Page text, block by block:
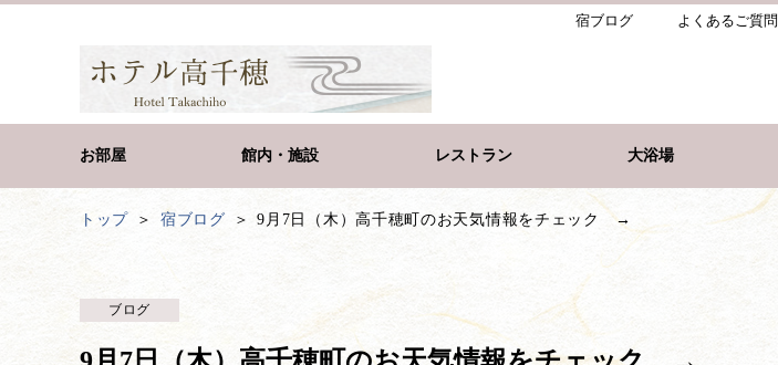
宿ブログ よくあるご質問
お部屋 館内・施設 レストラン 大浴場
トップ 宿ブログ 9月7日（木）高千穂町のお天気情報をチェック →
ブログ